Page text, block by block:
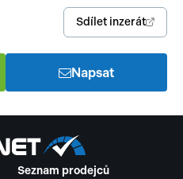
Sdílet inzerát
Napsat
Seznam prodejců